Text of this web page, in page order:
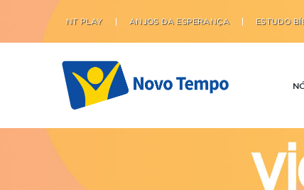
NT PLAY ANJOS DA ESPERANÇA ESTUDO